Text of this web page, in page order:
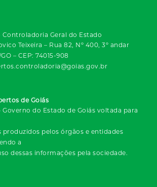
Controladoria Geral do Estado
Teixeira – Rua 82, Nº 400, 3º andar
– CEP: 74015-908
de Goiás
do Estado de Goiás voltada para
produzidos pelos órgãos e entidades
a
dessas informações pela sociedade.